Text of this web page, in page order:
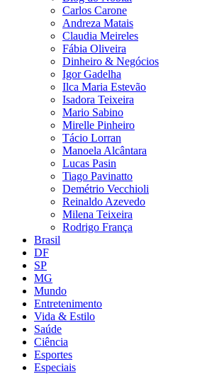
Carlos Carone
Andreza Matais
Claudia Meireles
Fábia Oliveira
Dinheiro & Negócios
Igor Gadelha
Ilca Maria Estevão
Isadora Teixeira
Mario Sabino
Mirelle Pinheiro
Tácio Lorran
Manoela Alcântara
Lucas Pasin
Tiago Pavinatto
Demétrio Vecchioli
Reinaldo Azevedo
Milena Teixeira
Rodrigo França
Brasil
DF
SP
MG
Mundo
Entretenimento
Vida & Estilo
Saúde
Ciência
Esportes
Especiais